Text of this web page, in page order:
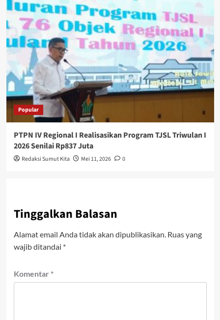
Popular
PTPN IV Regional I Realisasikan Program TJSL Triwulan I
2026 Senilai Rp837 Juta
Redaksi Sumut Kita Mei 11, 2026 0
Tinggalkan Balasan
Alamat email Anda tidak akan dipublikasikan. Ruas yang
wajib ditandai *
Komentar *